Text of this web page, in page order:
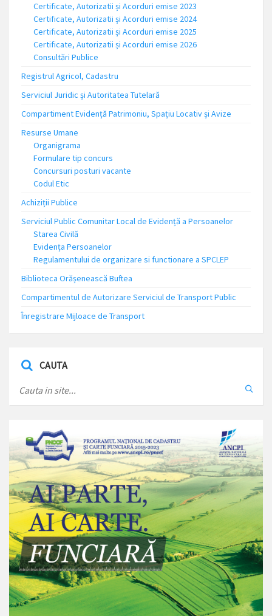
Certificate, Autorizatii și Acorduri emise 2023
Certificate, Autorizatii și Acorduri emise 2024
Certificate, Autorizatii și Acorduri emise 2025
Certificate, Autorizatii și Acorduri emise 2026
Consultări Publice
Registrul Agricol, Cadastru
Serviciul Juridic și Autoritatea Tutelară
Compartiment Evidență Patrimoniu, Spațiu Locativ și Avize
Resurse Umane
Organigrama
Formulare tip concurs
Concursuri posturi vacante
Codul Etic
Achiziții Publice
Serviciul Public Comunitar Local de Evidență a Persoanelor
Starea Civilă
Evidența Persoanelor
Regulamentului de organizare si functionare a SPCLEP
Biblioteca Orășenească Buftea
Compartimentul de Autorizare Serviciul de Transport Public
Înregistrare Mijloace de Transport
CAUTA